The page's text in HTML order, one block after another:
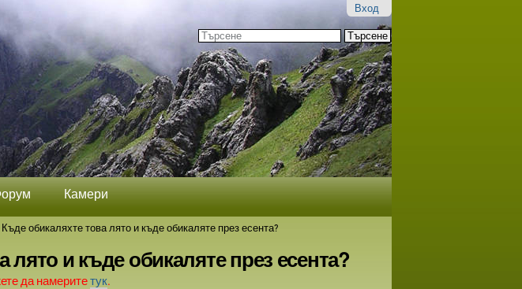
Вход
Търсене
Разширено
търсене...
Камери
Къде обикаляхте това лято и къде обикаляте през есента?
лято и къде обикаляте през есента?
да намеритетук.